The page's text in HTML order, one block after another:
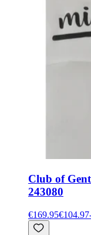
Club of
243080
€169.95€104.97